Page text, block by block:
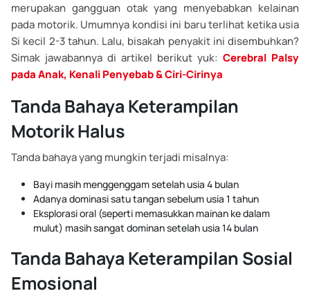
merupakan gangguan otak yang menyebabkan kelainan
pada motorik. Umumnya kondisi ini baru terlihat ketika usia
Si kecil 2-3 tahun. Lalu, bisakah penyakit ini disembuhkan?
Simak jawabannya di artikel berikut yuk: Cerebral Palsy
pada Anak, Kenali Penyebab & Ciri-Cirinya
Tanda Bahaya Keterampilan
Motorik Halus
Tanda bahaya yang mungkin terjadi misalnya:
Bayi masih menggenggam setelah usia 4 bulan
Adanya dominasi satu tangan sebelum usia 1 tahun
Eksplorasi oral (seperti memasukkan mainan ke dalam
mulut) masih sangat dominan setelah usia 14 bulan
Tanda Bahaya Keterampilan Sosial
Emosional